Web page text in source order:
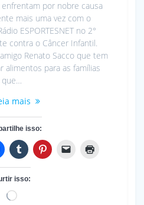
por nobre causa
mais uma vez com o
ESPORTESNET no 2°
contra o Câncer Infantil.
Renato Sacco que tem
alimentos para as famílias
que…
mais
isso:
isso:
Carregando...